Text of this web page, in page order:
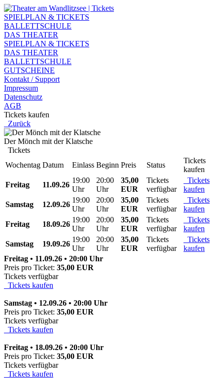
SPIELPLAN & TICKETS
BALLETTSCHULE
DAS THEATER
SPIELPLAN & TICKETS
DAS THEATER
BALLETTSCHULE
GUTSCHEINE
Kontakt / Support
Impressum
Datenschutz
AGB
Tickets kaufen
Zurück
Der Mönch mit der Klatsche
Tickets
Wochentag Datum Einlass Beginn Preis Status
Tickets
kaufen
Freitag
11.09.26
19:00
Uhr
20:00
Uhr
35,00
EUR
Tickets
verfügbar
Tickets
kaufen
Samstag
12.09.26
19:00
Uhr
20:00
Uhr
35,00
EUR
Tickets
verfügbar
Tickets
kaufen
Freitag
18.09.26
19:00
Uhr
20:00
Uhr
35,00
EUR
Tickets
verfügbar
Tickets
kaufen
Samstag
19.09.26
19:00
Uhr
20:00
Uhr
35,00
EUR
Tickets
verfügbar
Tickets
kaufen
Freitag • 11.09.26 • 20:00 Uhr
Preis pro Ticket: 35,00 EUR
Tickets verfügbar
Tickets kaufen
Samstag • 12.09.26 • 20:00 Uhr
Preis pro Ticket: 35,00 EUR
Tickets verfügbar
Tickets kaufen
Freitag • 18.09.26 • 20:00 Uhr
Preis pro Ticket: 35,00 EUR
Tickets verfügbar
Tickets kaufen